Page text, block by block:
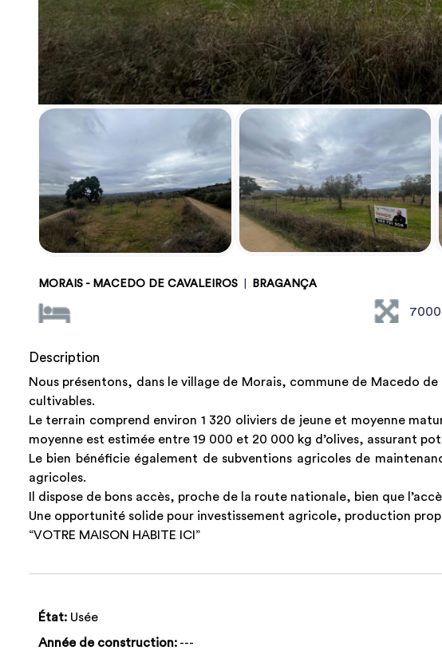
MORAIS - MACEDO DE CAVALEIROS BRAGANÇA
Description
Nous présentons, dans le village de Morais, commune de Macedo
cultivables.
Le terrain comprend environ 1 320 oliviers de jeune et moyenne
moyenne est estimée entre 19 000 et 20 000 kg d’olives, assurant
Le bien bénéficie également de subventions agricoles de
agricoles.
Il dispose de bons accès, proche de la route nationale, bien que
Une opportunité solide pour investissement agricole, production
“VOTRE MAISON HABITE ICI”
État: Usée
Année de construction: ---